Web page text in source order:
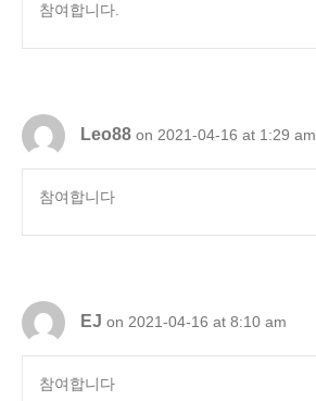
참여합니다.
Leo88 on 2021-04-16 at 1:29 am
참여합니다
EJ on 2021-04-16 at 8:10 am
참여합니다